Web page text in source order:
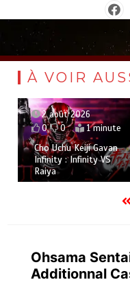
contenu
À VOIR
2 août 2026
0
0 1 minute
Cho Uchu Keiji Gavan
Infinity : Infinity VS
Raiya
Ohsama
Additionnal